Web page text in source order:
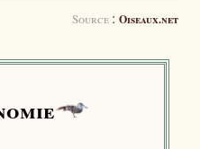
Source : Oiseaux.net